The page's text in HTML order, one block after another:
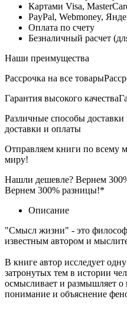
Картами Visa,
PayPal, Webmoney,
Оплата по счету
Безналичный расчет
Наши преимущества
Рассрочка на все товары
Гарантия высокого качества
Различные способы
доставки и оплаты
Отправляем книги по всему
миру!
Нашли дешевле? Вернем
Вернем 300% разницы!*
Описание
"Смысл жизни" - это
известным автором и
В книге автор исследует
затронутых тем в истории
осмысливает и размышляет о
понимание и объяснение